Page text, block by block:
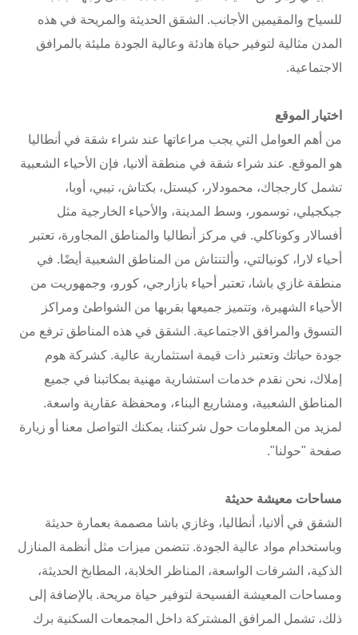
للسياح والمقيمين الأجانب. الشقق الحديثة والمريحة في هذه
المدن مثالية لتوفير حياة هادئة وعالية الجودة مليئة بالمرافق
الاجتماعية.
اختيار الموقع
من أهم العوامل التي يجب مراعاتها عند شراء شقة في أنطاليا
هو الموقع. عند شراء شقة في منطقة ألانيا، فإن الأحياء الشعبية
تشمل كارججاك، محمودلار، كيستل، بكتاش، تيبي، أوبا،
جيكجيلي، توسمور، وسط المدينة، والأحياء الخارجية مثل
أفسالار وكوناكلي. في مركز أنطاليا والمناطق المجاورة، تعتبر
أحياء لارا، كونيالتي، وألتنتاش من المناطق الشعبية أيضًا. في
منطقة غازي باشا، تعتبر أحياء بازارجي، كورو، وجمهوريت من
الأحياء الشهيرة، وتتميز جميعها بقربها من الشواطئ ومراكز
التسوق والمرافق الاجتماعية. الشقق في هذه المناطق ترفع من
جودة حياتك وتعتبر ذات قيمة استثمارية عالية. كشركة هوم
إملاك، نحن نقدم خدمات استشارية مهنية بمكاتبنا في جميع
المناطق الشعبية، ومشاريع البناء، ومحفظة عقارية واسعة.
لمزيد من المعلومات حول شركتنا، يمكنك التواصل معنا أو زيارة
صفحة "حولنا".
مساحات معيشة حديثة
الشقق في ألانيا، أنطاليا، وغازي باشا مصممة بعمارة حديثة
وباستخدام مواد عالية الجودة. تتضمن ميزات مثل أنظمة المنازل
الذكية، الشرفات الواسعة، المناظر الخلابة، المطابخ الحديثة،
ومساحات المعيشة الفسيحة لتوفير حياة مريحة. بالإضافة إلى
ذلك، تشمل المرافق المشتركة داخل المجمعات السكنية برك